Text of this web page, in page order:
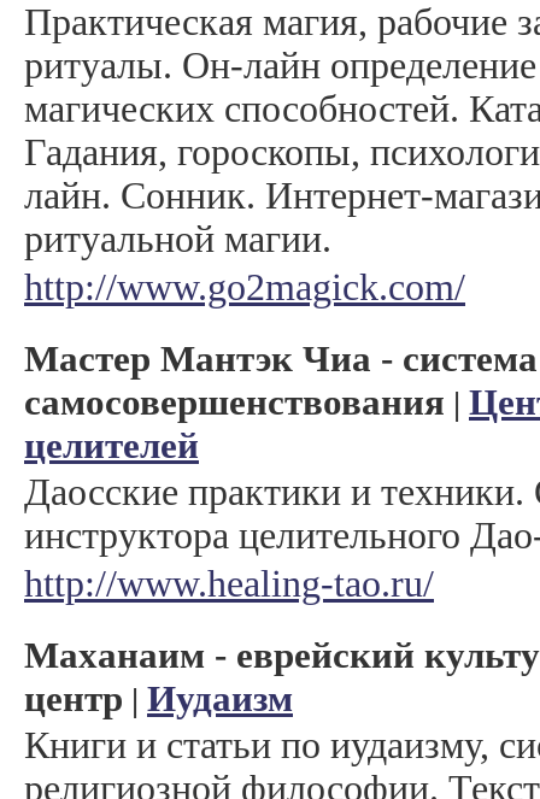
Практическая магия, рабочие
ритуалы. Он-лайн
магических способностей.
Гадания, гороскопы,
лайн. Сонник. Интернет-
ритуальной магии.
http://www.go2magick.com/
Мастер Мантэк Чиа - система
самосовершенствования |
целителей
Даосские практики и техники.
инструктора целительного
http://www.healing-tao.ru/
Маханаим - еврейский
центр | Иудаизм
Книги и статьи по иудаизму,
религиозной философии.